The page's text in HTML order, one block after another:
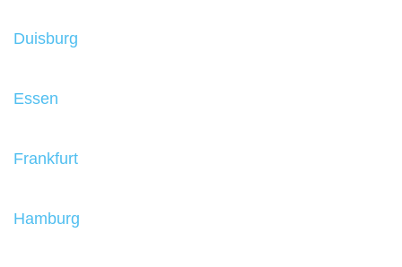
Duisburg
Essen
Frankfurt
Hamburg